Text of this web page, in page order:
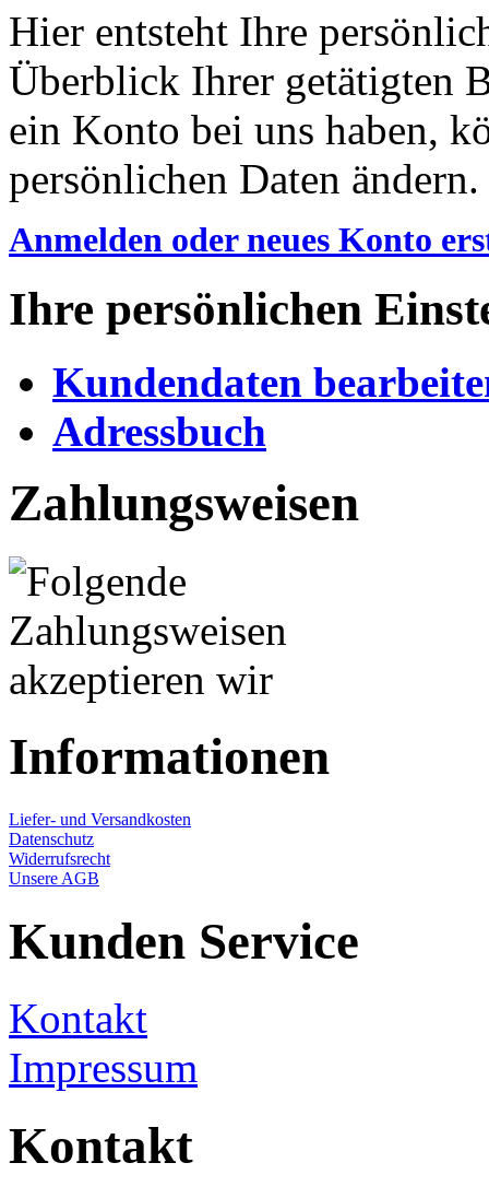
Hier entsteht Ihre
Überblick Ihrer getätigten
ein Konto bei uns haben,
persönlichen Daten ändern.
Anmelden oder neues Konto
Ihre persönlichen
Kundendaten
Adressbuch
Zahlungsweisen
Informationen
Liefer- und Versandkosten
Datenschutz
Widerrufsrecht
Unsere AGB
Kunden Service
Kontakt
Impressum
Kontakt